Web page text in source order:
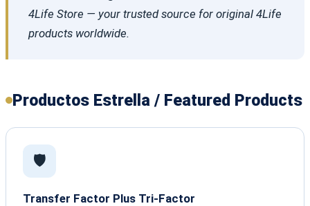
4Life Store — your trusted source for original 4Life
products worldwide.
Productos Estrella / Featured Products
🛡️
Transfer Factor Plus Tri-Factor